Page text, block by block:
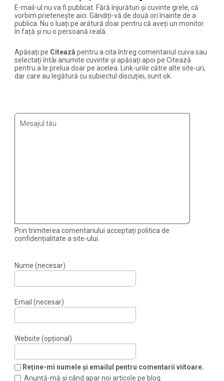
E-mail-ul nu va fi publicat. Fără înjurături și cuvinte grele, că
vorbim prietenește aici. Gândiți-vă de două ori înainte de a
publica. Nu o luați pe arătură doar pentru că aveți un monitor
în față și nu o persoană reală.
Apăsați pe Citează pentru a cita întreg comentariul cuiva sau
selectați întâi anumite cuvinte și apăsați apoi pe Citează
pentru a le prelua doar pe acelea. Link-urile către alte site-uri,
dar care au legătură cu subiectul discuției, sunt ok.
Prin trimiterea comentariului acceptați politica de
confidențialitate a site-ului.
Nume (necesar)
Email (necesar)
Website (opțional)
Reține-mi numele și emailul pentru comentarii viitoare.
Anunță-mă și când apar noi articole pe blog.